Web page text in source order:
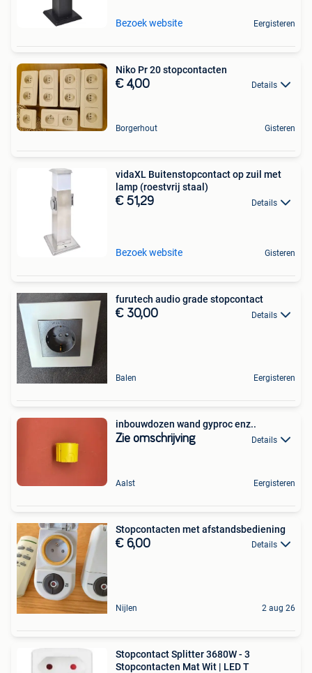
Bezoek website Eergisteren
Niko Pr 20 stopcontacten
€ 4,00 Details
Borgerhout Gisteren
vidaXL Buitenstopcontact op zuil met
lamp (roestvrij staal)
€ 51,29 Details
Bezoek website Gisteren
furutech audio grade stopcontact
€ 30,00 Details
Balen Eergisteren
inbouwdozen wand gyproc enz..
Zie omschrijving Details
Aalst Eergisteren
Stopcontacten met afstandsbediening
€ 6,00 Details
Nijlen 2 aug 26
Stopcontact Splitter 3680W - 3
Stopcontacten Mat Wit | LED T